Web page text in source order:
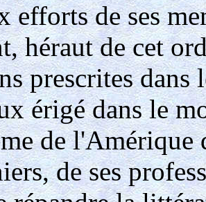
efforts de ses
héraut de cet
prescrites
érigé dans le
de l'Amérique
de ses